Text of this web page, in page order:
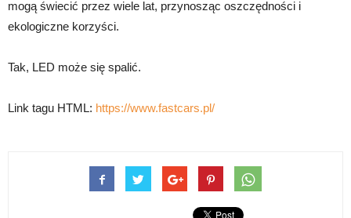
mogą świecić przez wiele lat, przynosząc oszczędności i
ekologiczne korzyści.
Tak, LED może się spalić.
Link tagu HTML: https://www.fastcars.pl/